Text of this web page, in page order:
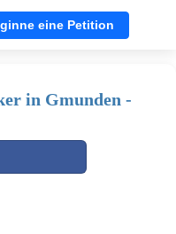
eine Petition
in Gmunden -